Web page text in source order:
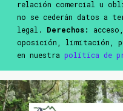
relación comercial u
no se cederán datos a
legal. Derechos:
oposición, limitación,
en nuestra política de